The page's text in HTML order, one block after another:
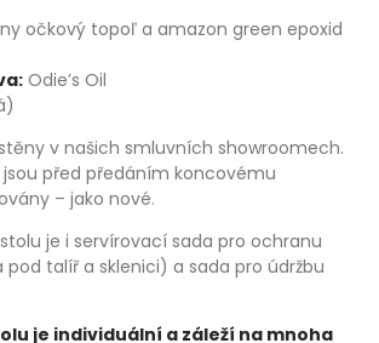
očkový topoľ a amazon green epoxid
Odie’s Oil
v našich smluvních showroomech.
před předáním koncovému
– jako nové.
je i servírovací sada pro ochranu
talíř a sklenici) a sada pro údržbu
je individuální a záleží na mnoha